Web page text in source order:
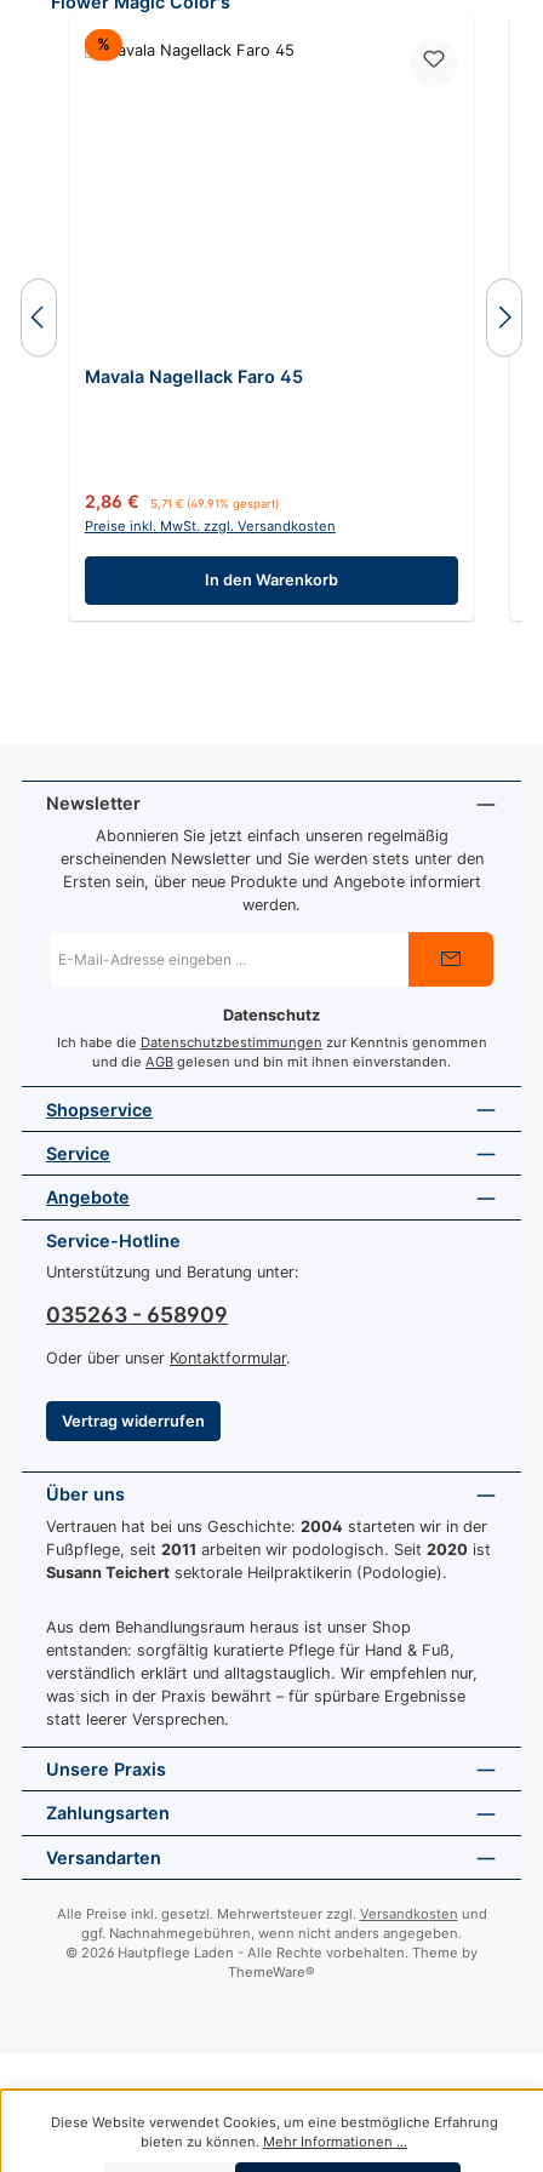
%Rabatt
Mavala Nagellack Faro 45
Verkaufspreis:
2,86 € Regulärer Preis:
5,71 € (49.91% gespart)
Preise inkl. MwSt. zzgl. Versandkosten
In den Warenkorb
Newsletter
Abonnieren Sie jetzt einfach unseren regelmäßig
erscheinenden Newsletter und Sie werden stets unter den
Ersten sein, über neue Produkte und Angebote informiert
werden.
Mail-
Datenschutz
Ich habe die Datenschutzbestimmungen zur Kenntnis genommen
und die AGB gelesen und bin mit ihnen einverstanden.
Shopservice
Service
Angebote
Service-Hotline
Unterstützung und Beratung unter:
035263 - 658909
Oder über unser Kontaktformular.
Vertrag widerrufen
Über uns
Vertrauen hat bei uns Geschichte: 2004 starteten wir in der
Fußpflege, seit 2011 arbeiten wir podologisch. Seit 2020 ist
Susann Teichert sektorale Heilpraktikerin (Podologie).
Aus dem Behandlungsraum heraus ist unser Shop
entstanden: sorgfältig kuratierte Pflege für Hand & Fuß,
verständlich erklärt und alltagstauglich. Wir empfehlen nur,
was sich in der Praxis bewährt – für spürbare Ergebnisse
statt leerer Versprechen.
Unsere Praxis
Zahlungsarten
Versandarten
Alle Preise inkl. gesetzl. Mehrwertsteuer zzgl. Versandkosten und
ggf. Nachnahmegebühren, wenn nicht anders angegeben.
© 2026 Hautpflege Laden - Alle Rechte vorbehalten. Theme by
ThemeWare®
Diese Website verwendet Cookies, um eine bestmögliche Erfahrung
bieten zu können. Mehr Informationen ...